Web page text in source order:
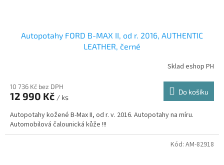
Autopotahy FORD B-MAX II, od r. 2016, AUTHENTIC
LEATHER, černé
Sklad eshop PH
10 736 Kč bez DPH
12 990 Kč / ks
Do košíku
Autopotahy kožené B-Max II, od r. v. 2016. Autopotahy na míru.
Automobilová čalounická kůže !!!
Kód: AM-82918